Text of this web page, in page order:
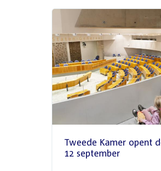
Tweede Kamer opent
12 september